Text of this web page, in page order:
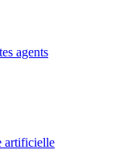
agents
artificielle